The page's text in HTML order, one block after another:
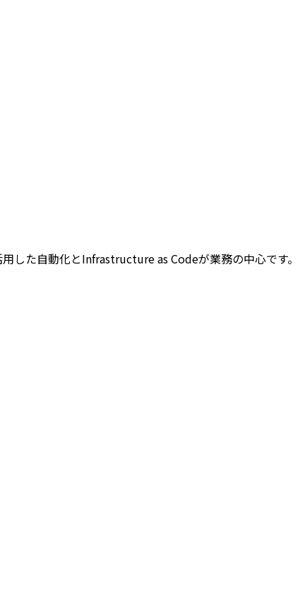
した自動化とInfrastructure as Codeが業務の中心です。